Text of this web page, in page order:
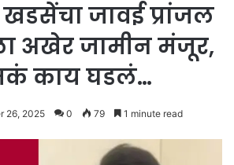
खडसेंचा जावई प्रांजल
अखेर जामीन मंजूर,
काय घडलं…
26, 2025 0 79 1 minute read